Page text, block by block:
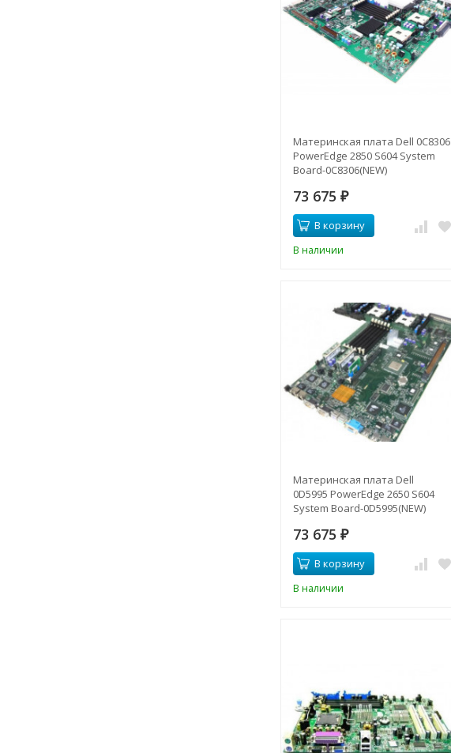
Материнская плата Dell 0C8306
PowerEdge 2850 S604 System
Board-0C8306(NEW)
73 675 ₽
В корзину
В наличии
Материнская плата Dell
0D5995 PowerEdge 2650 S604
System Board-0D5995(NEW)
73 675 ₽
В корзину
В наличии